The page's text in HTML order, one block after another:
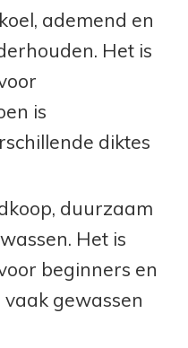
ademend en
Het is
is
diktes
duurzaam
Het is
beginners en
gewassen